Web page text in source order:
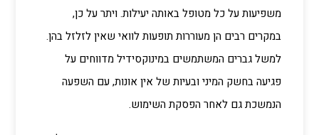
משפיעות על כל מטופל באותה יעילות. ויתר על כן,
במקרים רבים הן מעוררות תופעות לוואי שאין לזלזל בהן.
למשל גברים המשתמשים במינוקסידיל מדווחים על
פגיעה בחשק המיני ובעיות של אין אונות, עם השפעה
הנמשכת גם לאחר הפסקת השימוש.